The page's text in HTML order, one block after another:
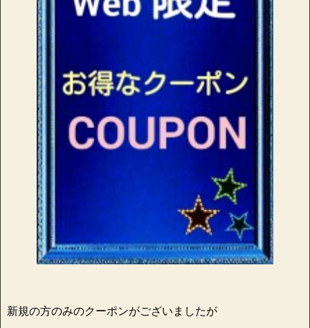
新規の方のみのクーポンがございましたが